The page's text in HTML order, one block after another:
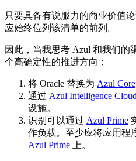
只要具备有说服力的商业价值
应始终位列该清单的前列。
因此，当我思考 Azul 和我们的
个高确定性的推进方向：
将 Oracle 替换为 Azul Core
通过 Azul Intelligence
设施。
识别可以通过 Azul Prime
作负载。至少应将应用程
Azul Prime 上。